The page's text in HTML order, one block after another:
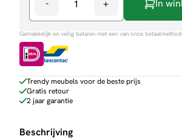
-
meubel
Maria
aantal
+ In
Gemakkelijk en veilig betalen met een van onze
Trendy meubels voor de beste prijs
Gratis retour
2 jaar garantie
Beschrijving